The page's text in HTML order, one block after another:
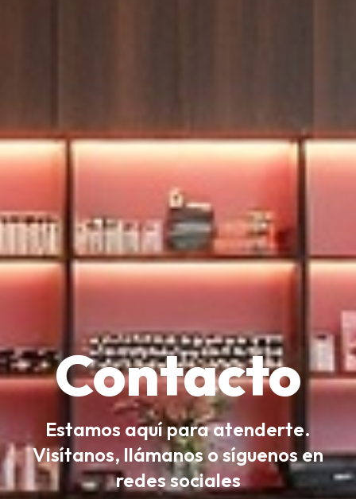
Contacto
Estamos aquí para atenderte.
Visítanos, llámanos o síguenos en
redes sociales